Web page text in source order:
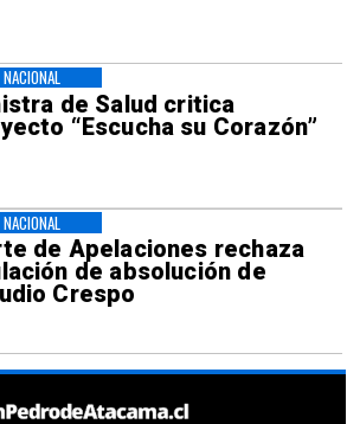
de Salud critica
“Escucha su Corazón”
NACIONAL
de Apelaciones rechaza
de absolución de
Crespo
NACIONAL